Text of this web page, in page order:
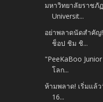
มหาวิทยาลัยราชภั
Universit...
อย่าพลาดนัดสำคัญ
ช็อป ชิม ชิ...
"PeeKaBoo
โลก...
ห้ามพลาด! เริ่มแล้
16...